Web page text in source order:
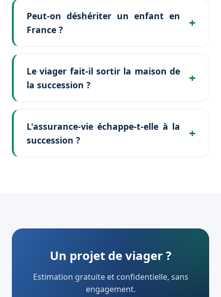
Peut-on déshériter un enfant en
France ?
Le viager fait-il sortir la maison de
la succession ?
L'assurance-vie échappe-t-elle à la
succession ?
Un projet de viager ?
Estimation gratuite et confidentielle, sans
engagement.